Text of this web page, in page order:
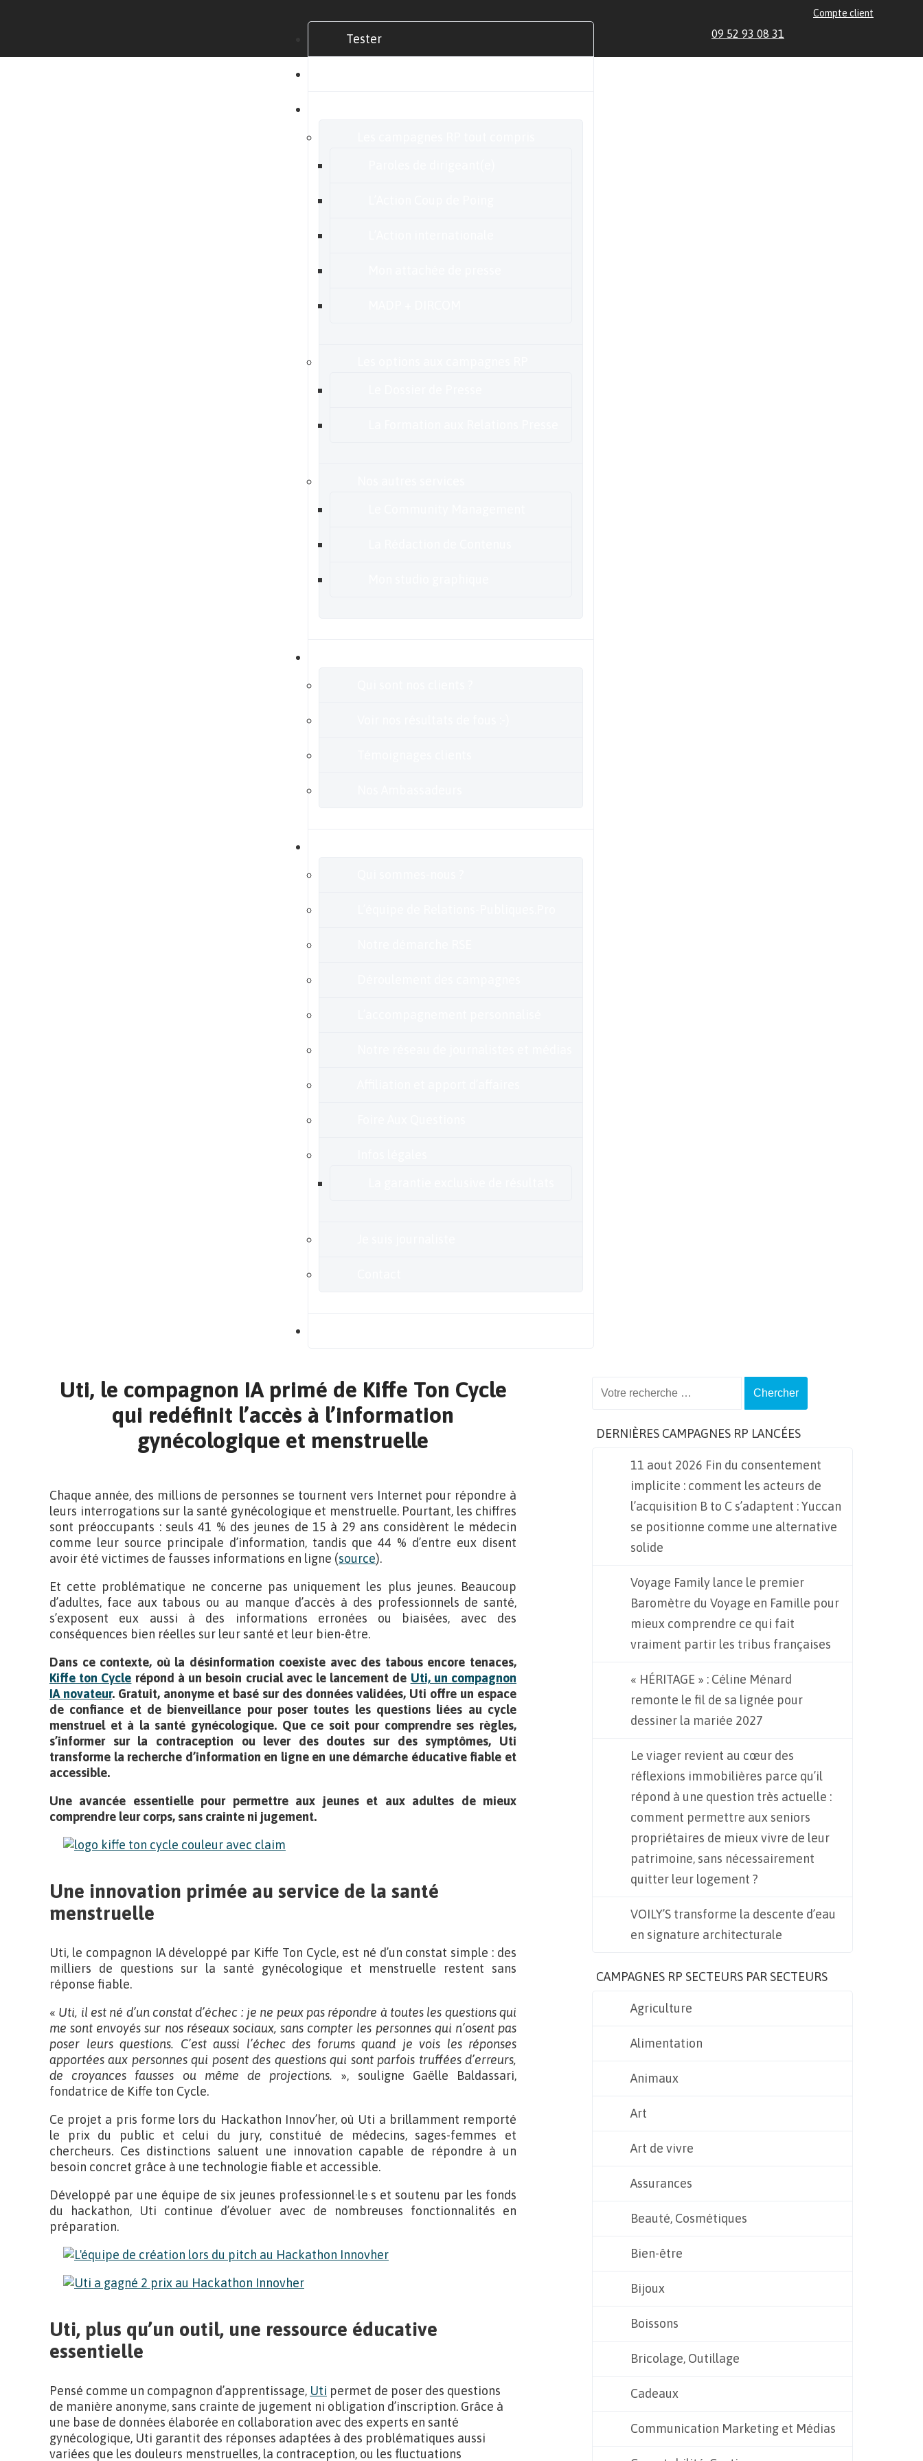
Tester
Compte client
09 52 93 08 31
Uti, le compagnon IA primé de Kiffe Ton Cycle
qui redéfinit l’accès à l’information
gynécologique et menstruelle
Chaque année, des millions de personnes se tournent vers Internet pour répondre à
leurs interrogations sur la santé gynécologique et menstruelle. Pourtant, les chiffres
sont préoccupants : seuls 41 % des jeunes de 15 à 29 ans considèrent le médecin
comme leur source principale d’information, tandis que 44 % d’entre eux disent
avoir été victimes de fausses informations en ligne (source).
Et cette problématique ne concerne pas uniquement les plus jeunes. Beaucoup
d’adultes, face aux tabous ou au manque d’accès à des professionnels de santé,
s’exposent eux aussi à des informations erronées ou biaisées, avec des
conséquences bien réelles sur leur santé et leur bien-être.
Dans ce contexte, où la désinformation coexiste avec des tabous encore tenaces,
Kiffe ton Cycle répond à un besoin crucial avec le lancement de Uti, un compagnon
IA novateur. Gratuit, anonyme et basé sur des données validées, Uti offre un espace
de confiance et de bienveillance pour poser toutes les questions liées au cycle
menstruel et à la santé gynécologique. Que ce soit pour comprendre ses règles,
s’informer sur la contraception ou lever des doutes sur des symptômes, Uti
transforme la recherche d’information en ligne en une démarche éducative fiable et
accessible.
Une avancée essentielle pour permettre aux jeunes et aux adultes de mieux
comprendre leur corps, sans crainte ni jugement.
Une innovation primée au service de la santé
menstruelle
Uti, le compagnon IA développé par Kiffe Ton Cycle, est né d’un constat simple : des
milliers de questions sur la santé gynécologique et menstruelle restent sans
réponse fiable.
« Uti, il est né d’un constat d’échec : je ne peux pas répondre à toutes les questions qui
me sont envoyés sur nos réseaux sociaux, sans compter les personnes qui n’osent pas
poser leurs questions. C’est aussi l’échec des forums quand je vois les réponses
apportées aux personnes qui posent des questions qui sont parfois truffées d’erreurs,
de croyances fausses ou même de projections. », souligne Gaëlle Baldassari,
fondatrice de Kiffe ton Cycle.
Ce projet a pris forme lors du Hackathon Innov’her, où Uti a brillamment remporté
le prix du public et celui du jury, constitué de médecins, sages-femmes et
chercheurs. Ces distinctions saluent une innovation capable de répondre à un
besoin concret grâce à une technologie fiable et accessible.
Développé par une équipe de six jeunes professionnel·le·s et soutenu par les fonds
du hackathon, Uti continue d’évoluer avec de nombreuses fonctionnalités en
préparation.
Uti, plus qu’un outil, une ressource éducative
essentielle
Pensé comme un compagnon d’apprentissage, Uti permet de poser des questions
de manière anonyme, sans crainte de jugement ni obligation d’inscription. Grâce à
une base de données élaborée en collaboration avec des experts en santé
gynécologique, Uti garantit des réponses adaptées à des problématiques aussi
variées que les douleurs menstruelles, la contraception, ou les fluctuations
DERNIÈRES CAMPAGNES RP LANCÉES
11 aout 2026 Fin du consentement
implicite : comment les acteurs de
l’acquisition B to C s’adaptent : Yuccan
se positionne comme une alternative
solide
Voyage Family lance le premier
Baromètre du Voyage en Famille pour
mieux comprendre ce qui fait
vraiment partir les tribus françaises
« HÉRITAGE » : Céline Ménard
remonte le fil de sa lignée pour
dessiner la mariée 2027
Le viager revient au cœur des
réflexions immobilières parce qu’il
répond à une question très actuelle :
comment permettre aux seniors
propriétaires de mieux vivre de leur
patrimoine, sans nécessairement
quitter leur logement ?
VOILY’S transforme la descente d’eau
en signature architecturale
CAMPAGNES RP SECTEURS PAR SECTEURS
Agriculture
Alimentation
Animaux
Art
Art de vivre
Assurances
Beauté, Cosmétiques
Bien-être
Bijoux
Boissons
Bricolage, Outillage
Cadeaux
Communication Marketing et Médias